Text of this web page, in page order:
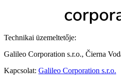
Technikai üzemeltetője:
Galileo Corporation s.r.o., Čierna
Kapcsolat: Galileo Corporation s.r.o.